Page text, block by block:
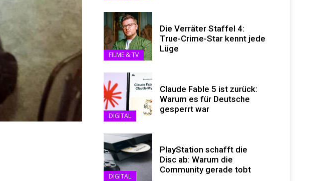
FILME & TV
Die Verräter Staffel 4:
True-Crime-Star kennt jede
Lüge
DIGITAL
Claude Fable 5 ist zurück:
Warum es für Deutsche
gesperrt war
DIGITAL
PlayStation schafft die
Disc ab: Warum die
Community gerade tobt